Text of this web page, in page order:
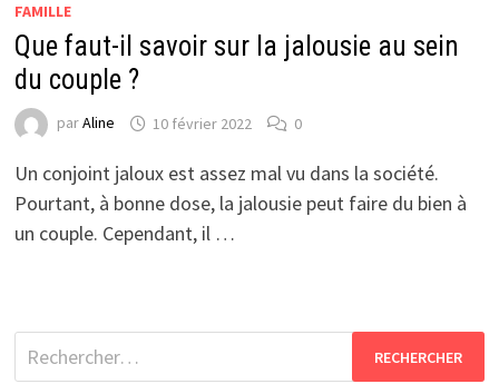
FAMILLE
Que faut-il savoir sur la jalousie au sein
du couple ?
parAline 10 février 2022 0
Un conjoint jaloux est assez mal vu dans la société.
Pourtant, à bonne dose, la jalousie peut faire du bien à
un couple. Cependant, il …
Rechercher :